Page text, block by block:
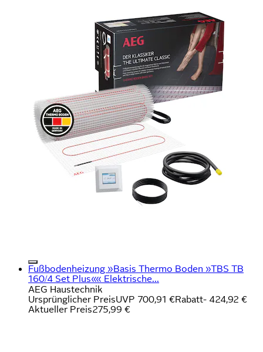
Fußbodenheizung »Basis Thermo Boden »TBS TB
160/4 Set Plus«« Elektrische...
AEG Haustechnik
Ursprünglicher PreisUVP 700,91 €Rabatt- 424,92 €
Aktueller Preis275,99 €